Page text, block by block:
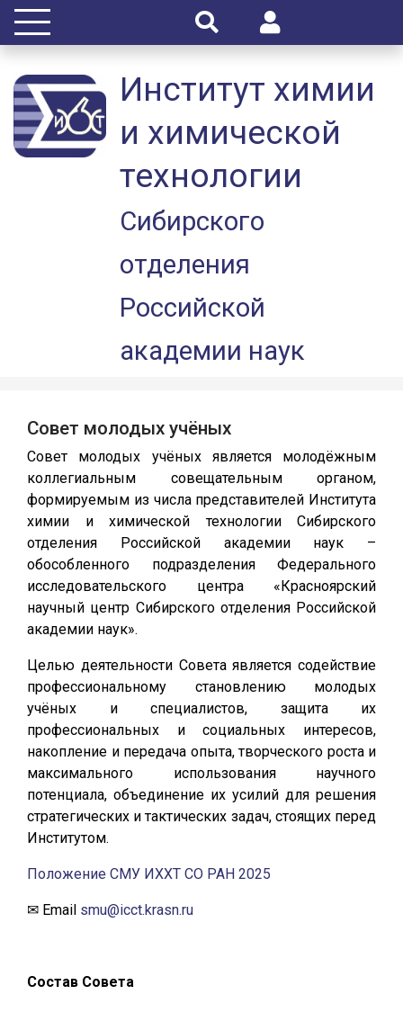
Институт химии
и химической
технологии
Сибирского
отделения
Российской
академии наук
Совет молодых учёных
Совет молодых учёных является молодёжным
коллегиальным совещательным органом,
формируемым из числа представителей Института
химии и химической технологии Сибирского
отделения Российской академии наук –
обособленного подразделения Федерального
исследовательского центра «Красноярский
научный центр Сибирского отделения Российской
академии наук».
Целью деятельности Совета является содействие
профессиональному становлению молодых
учёных и специалистов, защита их
профессиональных и социальных интересов,
накопление и передача опыта, творческого роста и
максимального использования научного
потенциала, объединение их усилий для решения
стратегических и тактических задач, стоящих перед
Институтом.
Положение СМУ ИХХТ СО РАН 2025
✉ Email smu@icct.krasn.ru
Состав Совета